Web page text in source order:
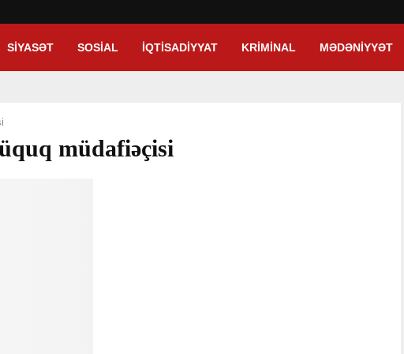
SIYASƏT SOSIAL İQTISADIYYAT KRIMINAL MƏDƏNIYYƏT
müdafiəçisi